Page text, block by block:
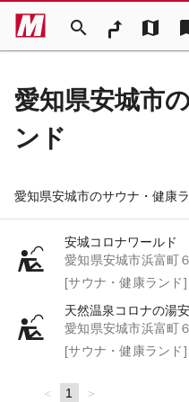
search map
愛知県安城市
ンド
愛知県安城市のサウナ・健康
安城コロナワールド
愛知県安城市浜富町
[サウナ・健康ランド]
天然温泉コロナの湯
愛知県安城市浜富町
[サウナ・健康ランド]
page
You're
1 page